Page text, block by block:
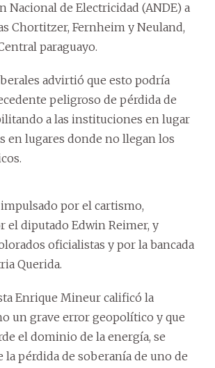
Nacional de Electricidad (ANDE) a
Chortitzer, Fernheim y Neuland,
paraguayo.
advirtió que esto podría
peligroso de pérdida de
a las instituciones en lugar
en lugares donde no llegan los
por el cartismo,
el diputado Edwin Reimer, y
oficialistas y por la bancada
Querida.
Enrique Mineur calificó la
un grave error geopolítico y que
el dominio de la energía, se
la pérdida de soberanía de uno de